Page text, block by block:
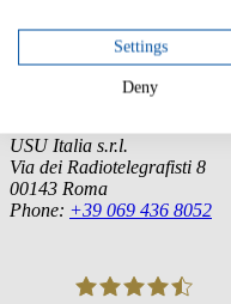
71696 Möglingen
+49 7141 4867-0
USU Italia s.r.l.
Via dei Radiotelegrafisti 8
00143 Roma
Phone: +39 069 436 8052
Settings
Deny